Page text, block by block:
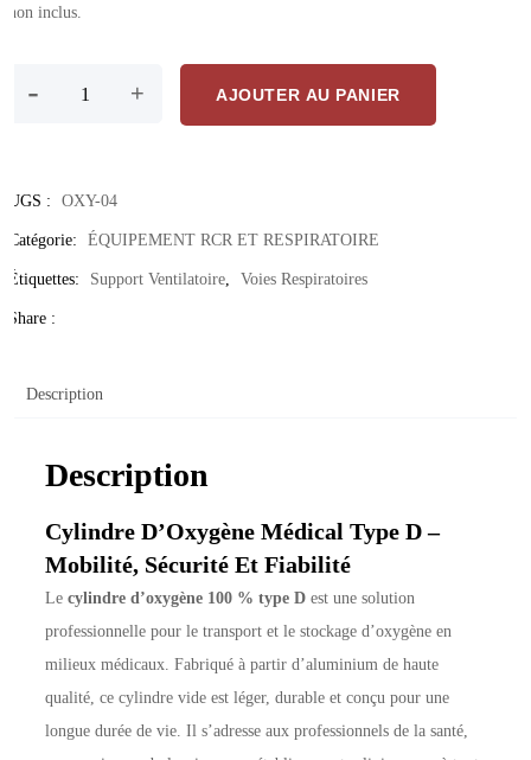
non inclus.
- + AJOUTER AU PANIER
UGS : OXY-04
Catégorie: ÉQUIPEMENT RCR ET RESPIRATOIRE
Étiquettes: Support Ventilatoire Voies Respiratoires
Share :
Description
Description
Cylindre D’Oxygène Médical Type D –
Mobilité, Sécurité Et Fiabilité
Lecylindre d’oxygène 100 % type D est une solution
professionnelle pour le transport et le stockage d’oxygène en
milieux médicaux. Fabriqué à partir d’aluminium de haute
qualité, ce cylindre vide est léger, durable et conçu pour une
longue durée de vie. Il s’adresse aux professionnels de la santé,